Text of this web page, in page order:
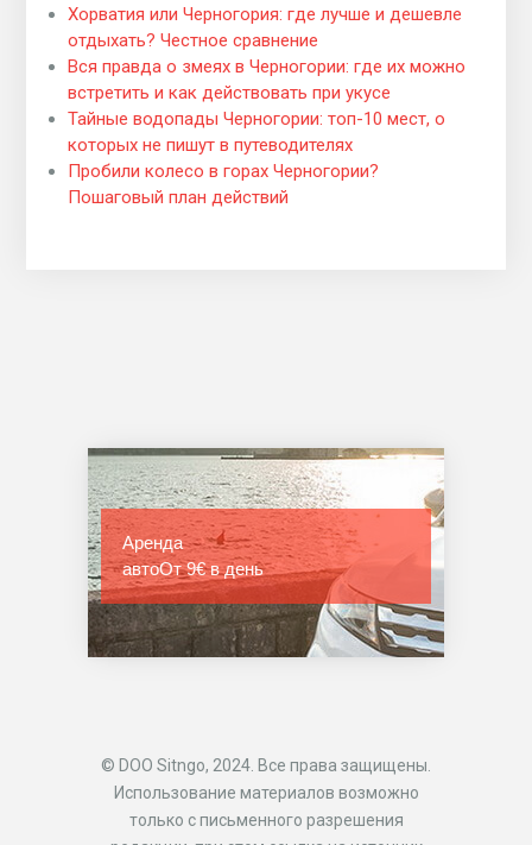
Хорватия или Черногория: где лучше и дешевле
отдыхать? Честное сравнение
Вся правда о змеях в Черногории: где их можно
встретить и как действовать при укусе
Тайные водопады Черногории: топ-10 мест, о
которых не пишут в путеводителях
Пробили колесо в горах Черногории?
Пошаговый план действий
Аренда
автоОт 9€ в день
© DOO Sitngo, 2024. Все права защищены.
Использование материалов возможно
только с письменного разрешения